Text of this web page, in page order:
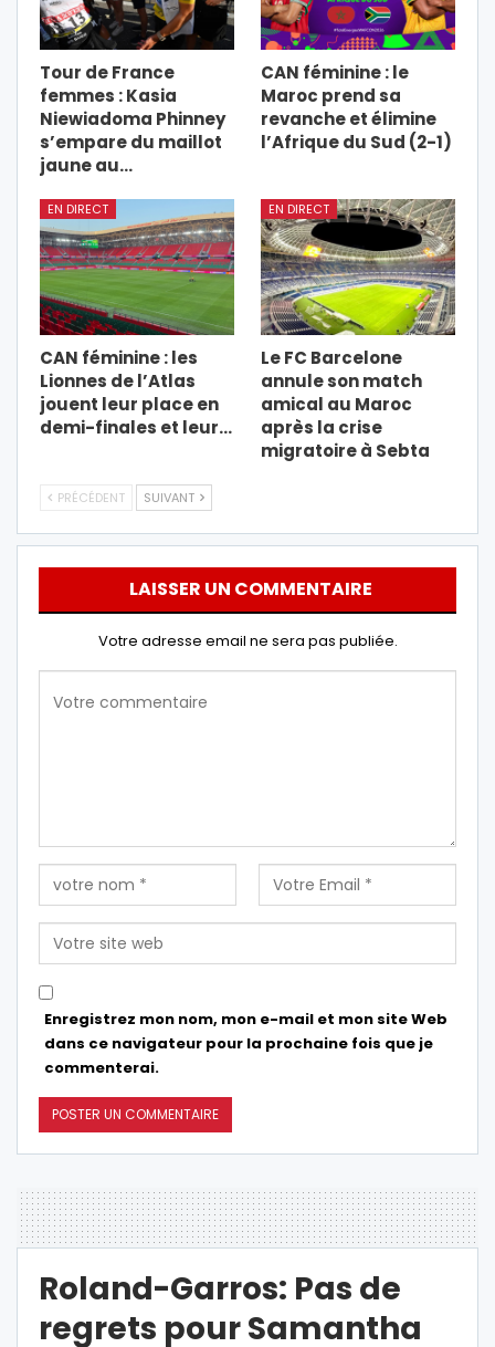
Tour de France
femmes : Kasia
Niewiadoma Phinney
s’empare du maillot
jaune au…
CAN féminine : le
Maroc prend sa
revanche et élimine
l’Afrique du Sud (2-1)
EN DIRECT
CAN féminine : les
Lionnes de l’Atlas
jouent leur place en
demi-finales et leur…
EN DIRECT
Le FC Barcelone
annule son match
amical au Maroc
après la crise
migratoire à Sebta
PRÉCÉDENT SUIVANT
LAISSER UN COMMENTAIRE
Votre adresse email ne sera pas publiée.
Enregistrez mon nom, mon e-mail et mon site Web
dans ce navigateur pour la prochaine fois que je
commenterai.
Roland-Garros: Pas de
regrets pour Samantha